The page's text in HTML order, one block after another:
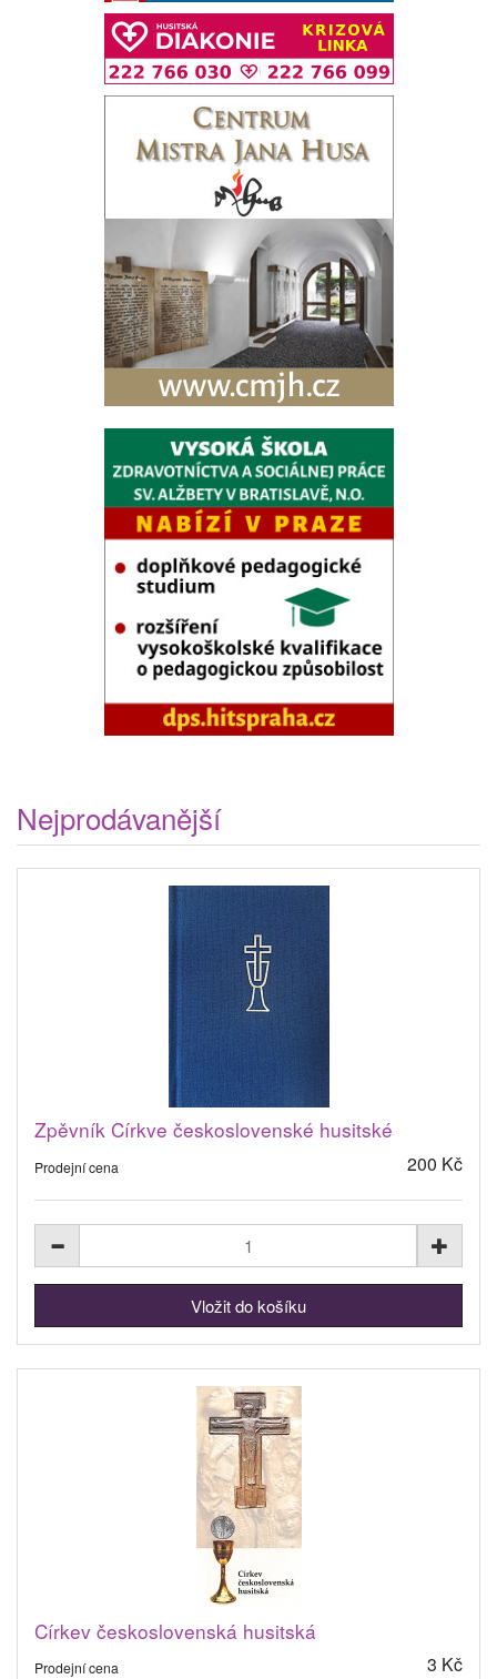
Nejprodávanější
Zpěvník Církve československé husitské
Prodejní cena 200 Kč
Církev československá husitská
Prodejní cena 3 Kč